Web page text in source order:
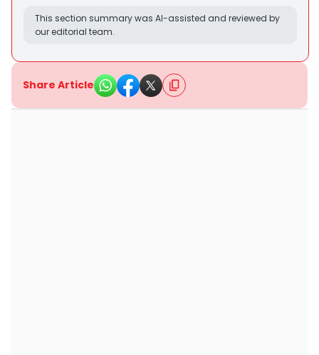
This section summary was AI-assisted and reviewed by
our editorial team.
Share Article